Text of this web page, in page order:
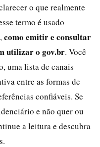
o que realmente
termo é usado
como emitir e consultar
utilizar o gov.br. Você
uma lista de canais
entre as formas de
confiáveis. Se
e não quer ou
a leitura e descubra